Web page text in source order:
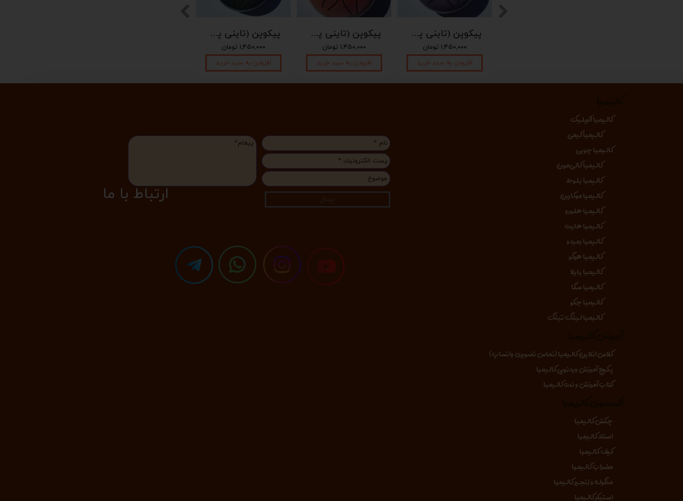
پیکوپن (تاینی پن) 6 نت برند دلکو
۱,۴۵۰,۰۰۰ تومان
افزودن به سبد خرید
پیکوپن (تاینی پن) 6 نت برند دلکو
۱,۴۵۰,۰۰۰ تومان
افزودن به سبد خرید
پیکوپن (تاینی پن) 6 نت برند دلکو
۱,۴۵۰,۰۰۰ تومان
افزودن به سبد خرید
​​​ارتباط با ما ارسال
کالیمبا اکریلیک
کالیمبا کیمی
کالیمبا چوبی
کالیمبا کالی‌مون
کالیمبا بلوط
کالیمبا موکارین
کالیمبا هلورو
کالیمبا هایت
کالیمبا رمیدو
کالیمبا هوگو
کالیمبا بایلا
کالیمبا سگا
کالیمبا جکو
کالیمبا لینگ تینگ
کلاس انلاین کالیمبا (تماس تصویری واتساپ)
پکیج آموزش ویدئویی کالیمبا
کتاب آموزش و نت کالیمبا
چکش کالیمبا
استند کالیمبا
کیف کالیمبا
مضراب کالیمبا
منگوله و زنجیر کالیمبا
استیکر کالیمبا